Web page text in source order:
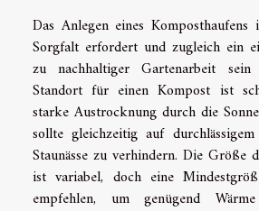
Das Anlegen eines
Sorgfalt erfordert und zugleich ein
zu nachhaltiger Gartenarbeit
Standort für einen Kompost ist
starke Austrocknung durch die
sollte gleichzeitig auf
Staunässe zu verhindern. Die Größe
ist variabel, doch eine
empfehlen, um genügend